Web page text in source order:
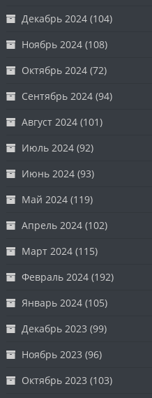
Декабрь 2024 (104)
Ноябрь 2024 (108)
Октябрь 2024 (72)
Сентябрь 2024 (94)
Август 2024 (101)
Июль 2024 (92)
Июнь 2024 (93)
Май 2024 (119)
Апрель 2024 (102)
Март 2024 (115)
Февраль 2024 (192)
Январь 2024 (105)
Декабрь 2023 (99)
Ноябрь 2023 (96)
Октябрь 2023 (103)